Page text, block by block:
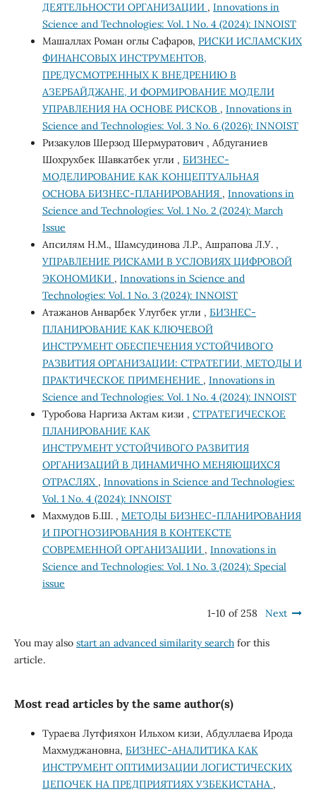
ДЕЯТЕЛЬНОСТИ ОРГАНИЗАЦИИ , Innovations in
Science and Technologies: Vol. 1 No. 4 (2024): INNOIST
Машаллах Роман оглы Сафаров, РИСКИ ИСЛАМСКИХ
ФИНАНСОВЫХ ИНСТРУМЕНТОВ,
ПРЕДУСМОТРЕННЫХ К ВНЕДРЕНИЮ В
АЗЕРБАЙДЖАНЕ, И ФОРМИРОВАНИЕ МОДЕЛИ
УПРАВЛЕНИЯ НА ОСНОВЕ РИСКОВ , Innovations in
Science and Technologies: Vol. 3 No. 6 (2026): INNOIST
Ризакулов Шерзод Шермуратович , Абдуганиев
Шохрухбек Шавкатбек угли , БИЗНЕС-
МОДЕЛИРОВАНИЕ КАК КОНЦЕПТУАЛЬНАЯ
ОСНОВА БИЗНЕС-ПЛАНИРОВАНИЯ , Innovations in
Science and Technologies: Vol. 1 No. 2 (2024): March
Issue
Апсилям Н.М., Шамсудинова Л.Р., Ашрапова Л.У. ,
УПРАВЛЕНИЕ РИСКАМИ В УСЛОВИЯХ ЦИФРОВОЙ
ЭКОНОМИКИ , Innovations in Science and
Technologies: Vol. 1 No. 3 (2024): INNOIST
Атажанов Анварбек Улугбек угли , БИЗНЕС-
ПЛАНИРОВАНИЕ КАК КЛЮЧЕВОЙ
ИНСТРУМЕНТ ОБЕСПЕЧЕНИЯ УСТОЙЧИВОГО
РАЗВИТИЯ ОРГАНИЗАЦИИ: СТРАТЕГИИ, МЕТОДЫ И
ПРАКТИЧЕСКОЕ ПРИМЕНЕНИЕ , Innovations in
Science and Technologies: Vol. 1 No. 4 (2024): INNOIST
Туробова Наргиза Актам кизи , СТРАТЕГИЧЕСКОЕ
ПЛАНИРОВАНИЕ КАК
ИНСТРУМЕНТ УСТОЙЧИВОГО РАЗВИТИЯ
ОРГАНИЗАЦИЙ В ДИНАМИЧНО МЕНЯЮЩИХСЯ
ОТРАСЛЯХ , Innovations in Science and Technologies:
Vol. 1 No. 4 (2024): INNOIST
Махмудов Б.Ш. , МЕТОДЫ БИЗНЕС-ПЛАНИРОВАНИЯ
И ПРОГНОЗИРОВАНИЯ В КОНТЕКСТЕ
СОВРЕМЕННОЙ ОРГАНИЗАЦИИ , Innovations in
Science and Technologies: Vol. 1 No. 3 (2024): Special
issue
1-10 of 258 Next
You may also start an advanced similarity searchfor this
article.
Most read articles by the same author(s)
Тураева Лутфияхон Ильхом кизи, Абдуллаева Ирода
Махмуджановна, БИЗНЕС-АНАЛИТИКА КАК
ИНСТРУМЕНТ ОПТИМИЗАЦИИ ЛОГИСТИЧЕСКИХ
ЦЕПОЧЕК НА ПРЕДПРИЯТИЯХ УЗБЕКИСТАНА ,